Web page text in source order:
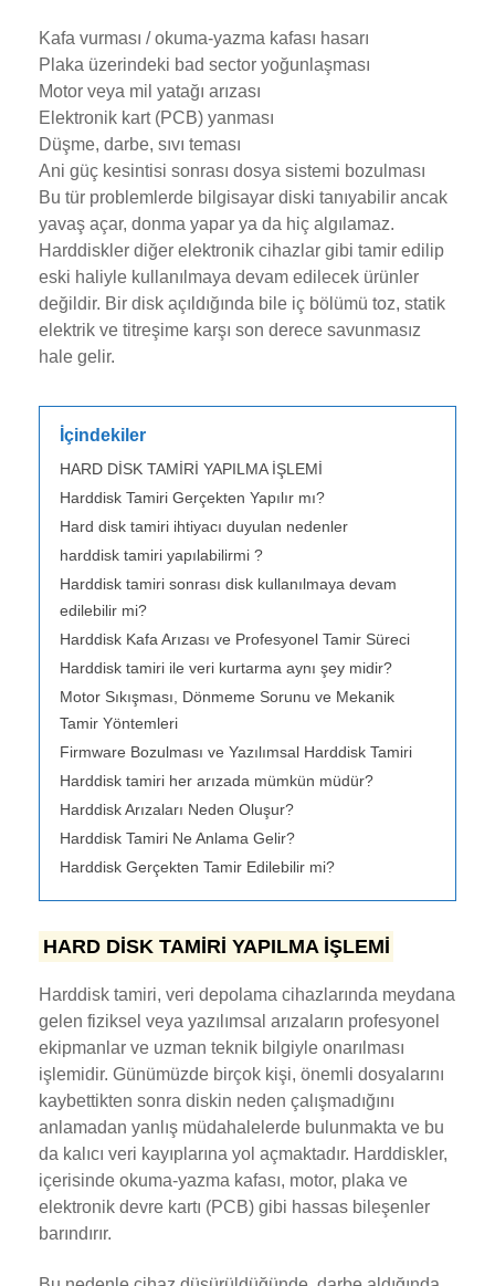
Kafa vurması / okuma-yazma kafası hasarı
Plaka üzerindeki bad sector yoğunlaşması
Motor veya mil yatağı arızası
Elektronik kart (PCB) yanması
Düşme, darbe, sıvı teması
Ani güç kesintisi sonrası dosya sistemi bozulması
Bu tür problemlerde bilgisayar diski tanıyabilir ancak
yavaş açar, donma yapar ya da hiç algılamaz.
Harddiskler diğer elektronik cihazlar gibi tamir edilip
eski haliyle kullanılmaya devam edilecek ürünler
değildir. Bir disk açıldığında bile iç bölümü toz, statik
elektrik ve titreşime karşı son derece savunmasız
hale gelir.
İçindekiler
HARD DİSK TAMİRİ YAPILMA İŞLEMİ
Harddisk Tamiri Gerçekten Yapılır mı?
Hard disk tamiri ihtiyacı duyulan nedenler
harddisk tamiri yapılabilirmi ?
Harddisk tamiri sonrası disk kullanılmaya devam
edilebilir mi?
Harddisk Kafa Arızası ve Profesyonel Tamir Süreci
Harddisk tamiri ile veri kurtarma aynı şey midir?
Motor Sıkışması, Dönmeme Sorunu ve Mekanik
Tamir Yöntemleri
Firmware Bozulması ve Yazılımsal Harddisk Tamiri
Harddisk tamiri her arızada mümkün müdür?
Harddisk Arızaları Neden Oluşur?
Harddisk Tamiri Ne Anlama Gelir?
Harddisk Gerçekten Tamir Edilebilir mi?
HARD DİSK TAMİRİ YAPILMA İŞLEMİ
Harddisk tamiri, veri depolama cihazlarında meydana
gelen fiziksel veya yazılımsal arızaların profesyonel
ekipmanlar ve uzman teknik bilgiyle onarılması
işlemidir. Günümüzde birçok kişi, önemli dosyalarını
kaybettikten sonra diskin neden çalışmadığını
anlamadan yanlış müdahalelerde bulunmakta ve bu
da kalıcı veri kayıplarına yol açmaktadır. Harddiskler,
içerisinde okuma-yazma kafası, motor, plaka ve
elektronik devre kartı (PCB) gibi hassas bileşenler
barındırır.